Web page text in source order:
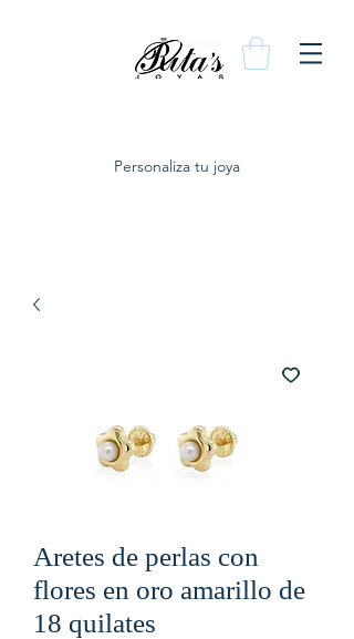
Personaliza tu joya
Aretes de perlas con
flores en oro amarillo de
18 quilates